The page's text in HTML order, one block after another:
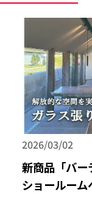
2026/03/02
新商品「バ
ショールー